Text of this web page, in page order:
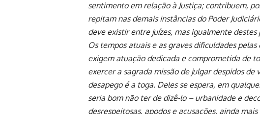
sentimento em relação à Justiça; contribuem,
repitam nas demais instâncias do Poder
deve existir entre juízes, mas igualmente
Os tempos atuais e as graves dificuldades
exigem atuação dedicada e comprometida de
exercer a sagrada missão de julgar despidos de
desapego é a toga. Deles se espera, em
seria bom não ter de dizê-lo – urbanidade e
desrespeitosas, apodos e acusações, ainda